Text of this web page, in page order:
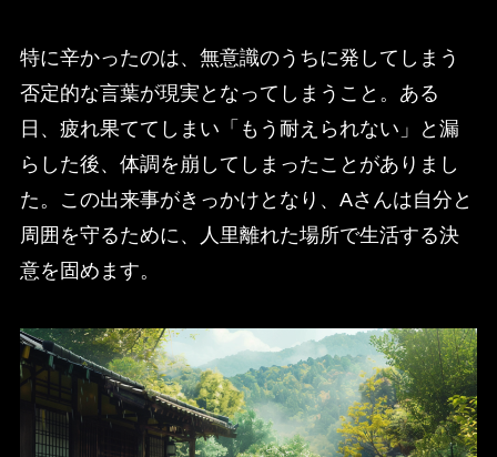
特に辛かったのは、無意識のうちに発してしまう
否定的な言葉が現実となってしまうこと。ある
日、疲れ果ててしまい「もう耐えられない」と漏
らした後、体調を崩してしまったことがありまし
た。この出来事がきっかけとなり、Aさんは自分と
周囲を守るために、人里離れた場所で生活する決
意を固めます。